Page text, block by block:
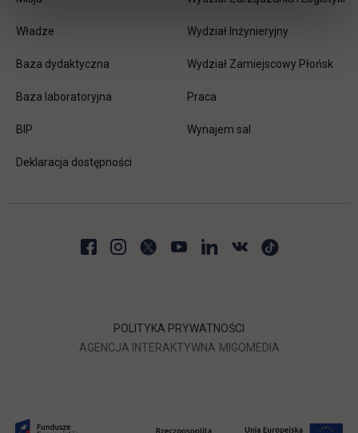
Władze
Baza dydaktyczna
Baza laboratoryjna
BIP
Deklaracja dostępności
Wydział Inżynieryjny
Wydział Zamiejscowy Płońsk
Praca
Wynajem sal
POLITYKA PRYWATNOŚCI
AGENCJA INTERAKTYWNA LINK OTWIERA SIĘ W
MIGOMEDIA